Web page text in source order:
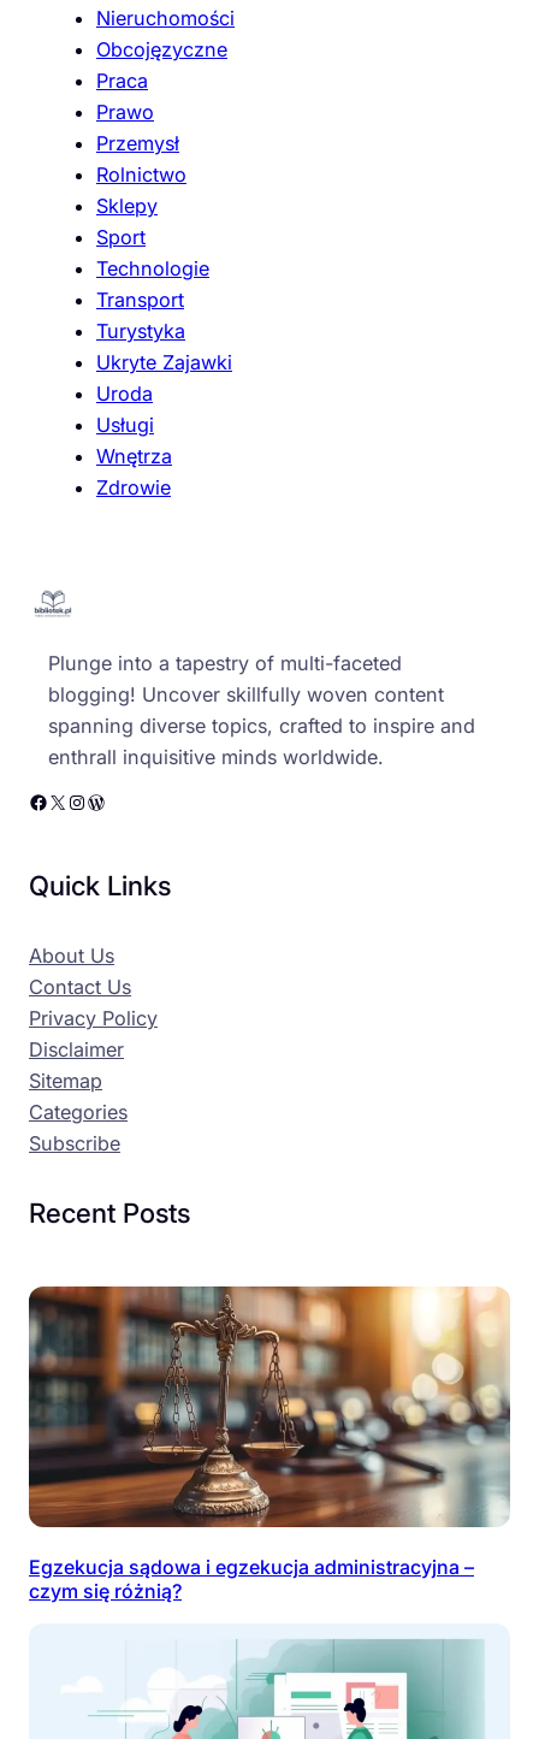
Nieruchomości
Obcojęzyczne
Praca
Prawo
Przemysł
Rolnictwo
Sklepy
Sport
Technologie
Transport
Turystyka
Ukryte Zajawki
Uroda
Usługi
Wnętrza
Zdrowie
Plunge into a tapestry of multi-faceted
blogging! Uncover skillfully woven content
spanning diverse topics, crafted to inspire and
enthrall inquisitive minds worldwide.
Facebook X Instagram WordPress
Quick Links
About Us
Contact Us
Privacy Policy
Disclaimer
Sitemap
Categories
Subscribe
Recent Posts
Egzekucja sądowa i egzekucja administracyjna –
czym się różnią?